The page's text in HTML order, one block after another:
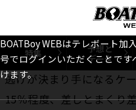
特集
予想と
データ
BOATBoy WEBはテレボート加
号でログインいただくことです
けます。
「まくり差し」は名前ど
側にいる１艇以上をまく
高等テクニックだ。
逃げが決まり手になるケ
15％程度、差しとまくり